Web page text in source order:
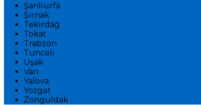
Şanlıurfa
Şırnak
Tekirdağ
Tokat
Trabzon
Tunceli
Uşak
Van
Yalova
Yozgat
Zonguldak